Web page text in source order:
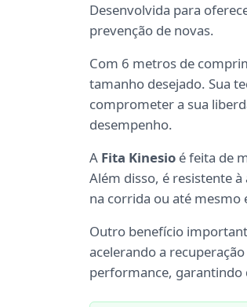
Desenvolvida para
prevenção de novas.
Com 6 metros de
tamanho desejado. Sua
comprometer a sua
desempenho.
A Fita Kinesio é feita de
Além disso, é resistente
na corrida ou até mesmo
Outro benefício
acelerando a
performance, garantindo